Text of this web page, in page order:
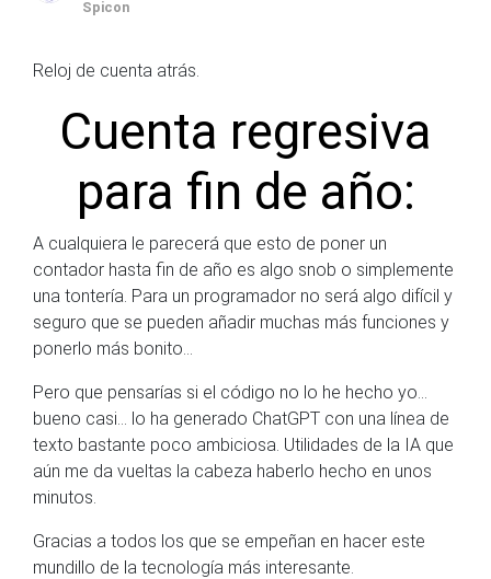
Spicon
Reloj de cuenta atrás.
Cuenta regresiva
para fin de año:
A cualquiera le parecerá que esto de poner un
contador hasta fin de año es algo snob o simplemente
una tontería. Para un programador no será algo difícil y
seguro que se pueden añadir muchas más funciones y
ponerlo más bonito...
Pero que pensarías si el código no lo he hecho yo...
bueno casi... lo ha generado ChatGPT con una línea de
texto bastante poco ambiciosa. Utilidades de la IA que
aún me da vueltas la cabeza haberlo hecho en unos
minutos.
Gracias a todos los que se empeñan en hacer este
mundillo de la tecnología más interesante.